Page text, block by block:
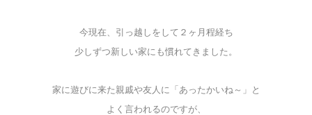
今現在、引っ越しをして２ヶ月程経ち
少しずつ新しい家にも慣れてきました。
家に遊びに来た親戚や友人に「あったかいね～」と
よく言われるのですが、